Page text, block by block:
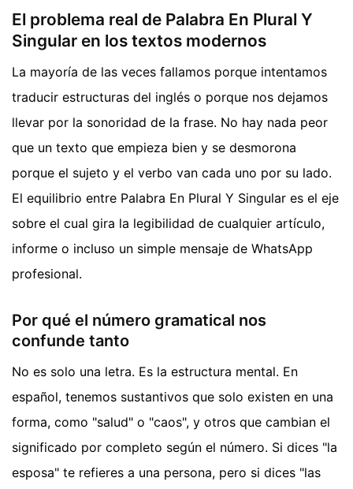
El problema real de Palabra En Plural Y
Singular en los textos modernos
La mayoría de las veces fallamos porque intentamos
traducir estructuras del inglés o porque nos dejamos
llevar por la sonoridad de la frase. No hay nada peor
que un texto que empieza bien y se desmorona
porque el sujeto y el verbo van cada uno por su lado.
El equilibrio entre Palabra En Plural Y Singular es el eje
sobre el cual gira la legibilidad de cualquier artículo,
informe o incluso un simple mensaje de WhatsApp
profesional.
Por qué el número gramatical nos
confunde tanto
No es solo una letra. Es la estructura mental. En
español, tenemos sustantivos que solo existen en una
forma, como "salud" o "caos", y otros que cambian el
significado por completo según el número. Si dices "la
esposa" te refieres a una persona, pero si dices "las